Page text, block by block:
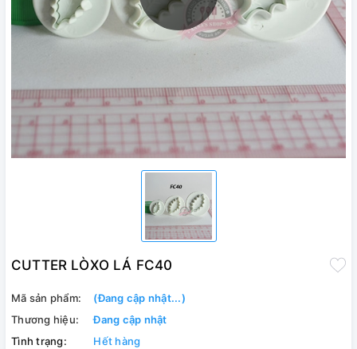
CUTTER LÒXO LÁ FC40
Mã sản phẩm:
(Đang cập nhật...)
Thương hiệu:
Đang cập nhật
Tình trạng:
Hết hàng